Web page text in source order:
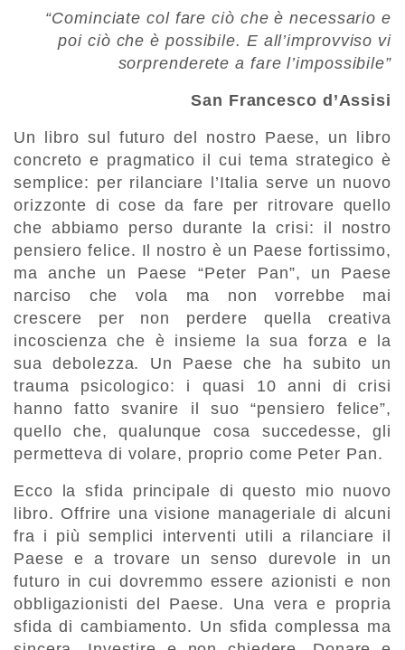
“Cominciate col fare ciò che è necessario e
poi ciò che è possibile. E all’improvviso vi
sorprenderete a fare l’impossibile”
San Francesco d’Assisi
Un libro sul futuro del nostro Paese, un libro
concreto e pragmatico il cui tema strategico è
semplice: per rilanciare l’Italia serve un nuovo
orizzonte di cose da fare per ritrovare quello
che abbiamo perso durante la crisi: il nostro
pensiero felice. Il nostro è un Paese fortissimo,
ma anche un Paese “Peter Pan”, un Paese
narciso che vola ma non vorrebbe mai
crescere per non perdere quella creativa
incoscienza che è insieme la sua forza e la
sua debolezza. Un Paese che ha subito un
trauma psicologico: i quasi 10 anni di crisi
hanno fatto svanire il suo “pensiero felice”,
quello che, qualunque cosa succedesse, gli
permetteva di volare, proprio come Peter Pan.
Ecco la sfida principale di questo mio nuovo
libro. Offrire una visione manageriale di alcuni
fra i più semplici interventi utili a rilanciare il
Paese e a trovare un senso durevole in un
futuro in cui dovremmo essere azionisti e non
obbligazionisti del Paese. Una vera e propria
sfida di cambiamento. Un sfida complessa ma